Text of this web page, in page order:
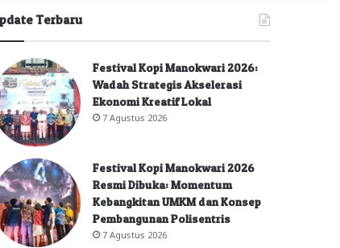
Terbaru
Festival Kopi Manokwari 2026:
Wadah Strategis Akselerasi
Ekonomi Kreatif Lokal
7 Agustus 2026
Festival Kopi Manokwari 2026
Resmi Dibuka: Momentum
Kebangkitan UMKM dan Konsep
Pembangunan Polisentris
7 Agustus 2026